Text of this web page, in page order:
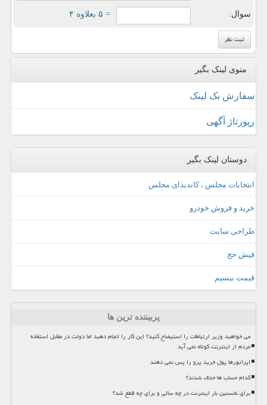
سوال: = ۵ بعلاوه ۴
منوی لینک بگیر
سفارش بک لینک
رپورتاژ آگهی
دوستان لینک بگیر
انتخابات مجلس ، کاندیدای مجلس
خرید و فروش خودرو
طراحی سایت
فیش حج
قیمت بیسیم
پربیننده ترین ها
می خواهید وزیر ارتباطات را استیضاح کنید؟ این کار را انجام دهید اما دولت در مقابل استفاده
مردم از اینترنت کوتاه نمی آید
اپراتورها پول خرید پرو را پس نمی دهند
کدام حساب ها حذف شدند؟
برای نخستین بار اینترنت در چه سالی و برای چه قطع شد؟